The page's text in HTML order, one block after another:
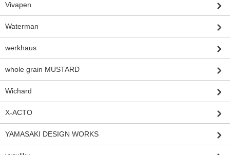
Vivapen
Waterman
werkhaus
whole grain MUSTARD
Wichard
X-ACTO
YAMASAKI DESIGN WORKS